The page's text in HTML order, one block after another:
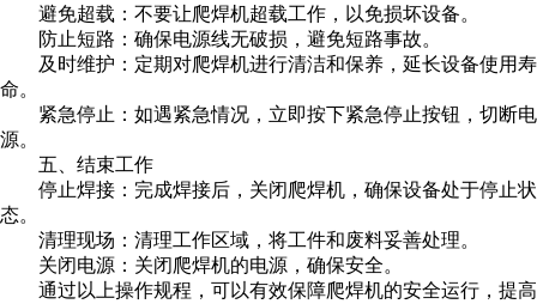
避免超载：不要让爬焊机超载工作，以免损坏设备。
防止短路：确保电源线无破损，避免短路事故。
及时维护：定期对爬焊机进行清洁和保养，延长设备使用寿
命。
紧急停止：如遇紧急情况，立即按下紧急停止按钮，切断电
源。
五、结束工作
停止焊接：完成焊接后，关闭爬焊机，确保设备处于停止状
态。
清理现场：清理工作区域，将工件和废料妥善处理。
关闭电源：关闭爬焊机的电源，确保安全。
通过以上操作规程，可以有效保障爬焊机的安全运行，提高